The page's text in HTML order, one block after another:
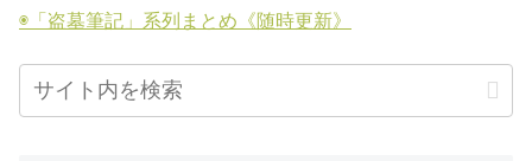
◉「盗墓筆記」系列まとめ《随時更新》